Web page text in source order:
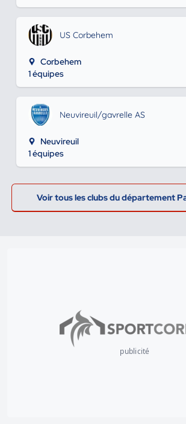
US Corbehem
Corbehem
1 équipes
Neuvireuil/gavrelle AS
Neuvireuil
1 équipes
Voir tous les clubs du département
publicité